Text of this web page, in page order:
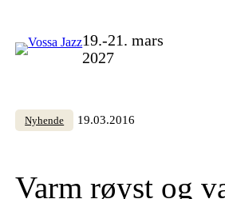
content
19.-21. mars
2027
Nyhende 19.03.2016
Varm røyst og